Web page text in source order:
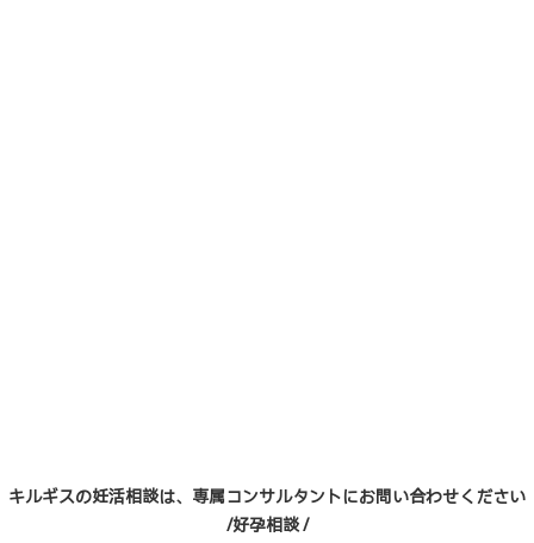
キルギスの妊活相談は、専属コンサルタントにお問い合わせください
/好孕相談 /